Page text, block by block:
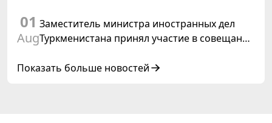
Туркменистаном
01
Aug
Заместитель министра иностранных дел
Туркменистана принял участие в совещании
сотрудничества «Центральная Азия –
Показать больше новостей